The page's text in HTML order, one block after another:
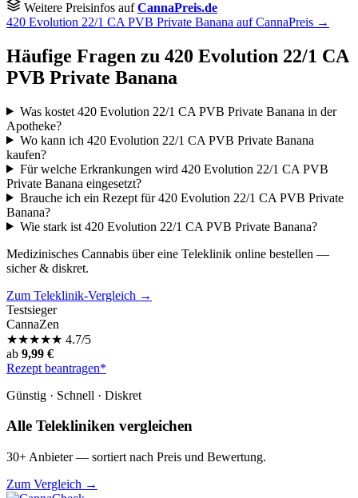
Weitere Preisinfos aufCannaPreis.de
420 Evolution 22/1 CA PVB Private Banana auf CannaPreis →
Häufige Fragen zu 420 Evolution 22/1 CA
PVB Private Banana
Was kostet 420 Evolution 22/1 CA PVB Private Banana in der
Apotheke?
Wo kann ich 420 Evolution 22/1 CA PVB Private Banana
kaufen?
Für welche Erkrankungen wird 420 Evolution 22/1 CA PVB
Private Banana eingesetzt?
Brauche ich ein Rezept für 420 Evolution 22/1 CA PVB Private
Banana?
Wie stark ist 420 Evolution 22/1 CA PVB Private Banana?
Medizinisches Cannabis über eine Teleklinik online bestellen —
sicher & diskret.
Zum Teleklinik-Vergleich →
Testsieger
CannaZen
★★★★★ 4.7/5
ab 9,99 €
Rezept beantragen*
Günstig · Schnell · Diskret
Alle Telekliniken vergleichen
30+ Anbieter — sortiert nach Preis und Bewertung.
Zum Vergleich →